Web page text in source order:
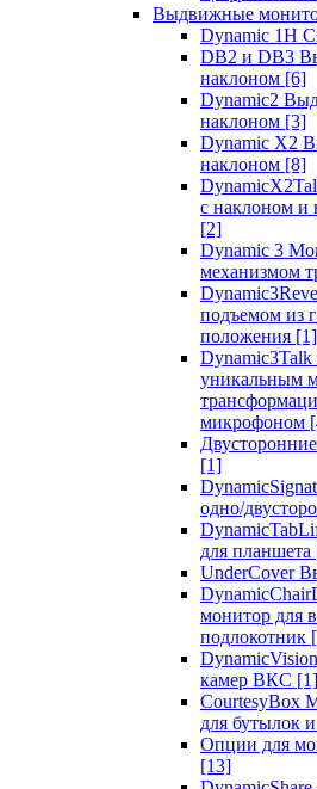
Выдвижные
Dynamic 1Н
DB2 и DB3
наклоном [6]
Dynamic2
наклоном [3]
Dynamic X2
наклоном [8]
с наклоном
[2]
Dynamic 3
механизмом
подъемом из
положения [1]
уникальным
микрофоном
[1]
одно/
для планшета
UnderCover
монитор для
подлокотник
камер ВКС [1]
CourtesyBox
для бутылок
Опции для
[13]